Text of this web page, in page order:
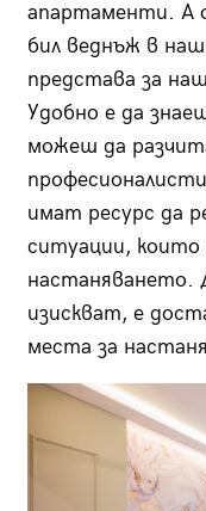
апартаменти. А
бил веднъж в
представа за
Удобно е да
можеш да
имат ресурс да
ситуации, които
настаняването.
изискват, е
места за